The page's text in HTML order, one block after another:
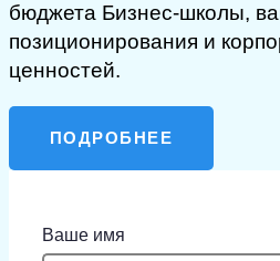
бюджета Бизнес-школы,
позиционирования и
ценностей.
ПОДРОБНЕЕ
Ваше имя